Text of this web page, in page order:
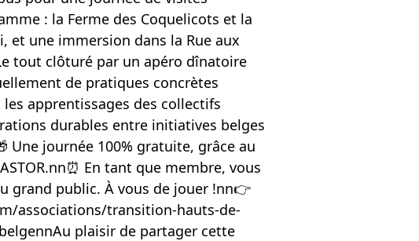
: la Ferme des Coquelicots et la
et une immersion dans la Rue aux
tout clôturé par un apéro dînatoire
de pratiques concrètes
apprentissages des collectifs
durables entre initiatives belges
journée 100% gratuite, grâce au
En tant que membre, vous
grand public. À vous de jouer !nn👉
associations/transition-hauts-de-
plaisir de partager cette